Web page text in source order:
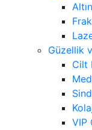
Güzellik
Cilt
VIP